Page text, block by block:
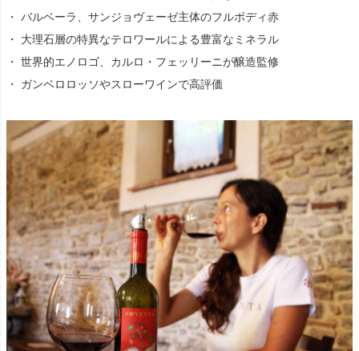
・ バルベーラ、サンジョヴェーゼ主体のフルボディ赤
・ 大理石層の特異なテロワールによる豊富なミネラル
・ 世界的エノロゴ、カルロ・フェッリーニが醸造監修
・ ガンベロロッソやスローワインで高評価